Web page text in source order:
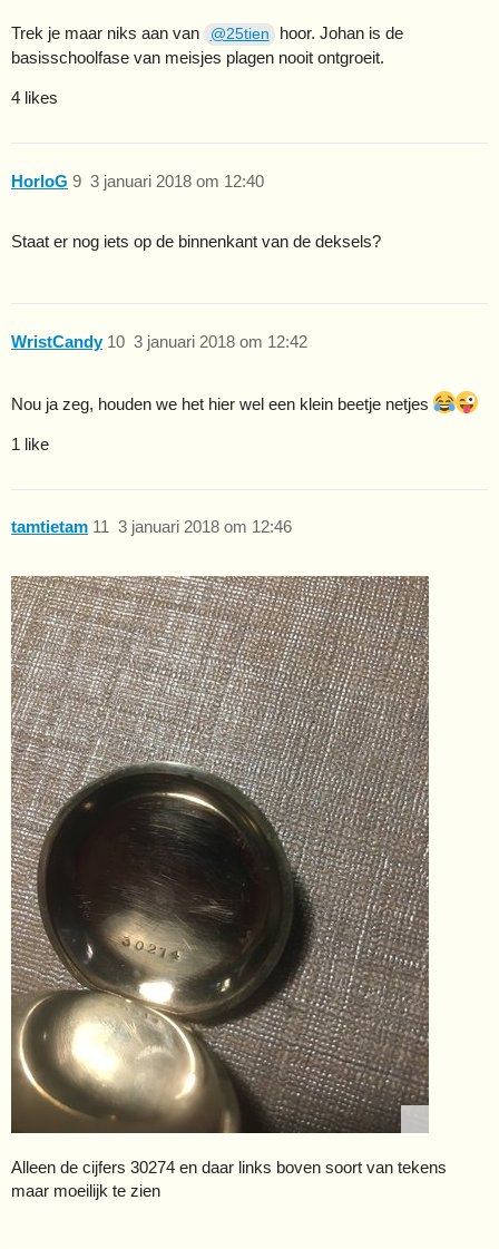
Trek je maar niks aan van @25tien
hoor. Johan is de
basisschoolfase van meisjes plagen nooit ontgroeit.
4 likes
HorloG 3 januari 2018 om 12:40
9
Staat er nog iets op de binnenkant van de deksels?
WristCandy 3 januari 2018 om 12:42
10
Nou ja zeg, houden we het hier wel een klein beetje netjes
1 like
tamtietam 3 januari 2018 om 12:46
11
Alleen de cijfers 30274 en daar links boven soort van tekens
maar moeilijk te zien